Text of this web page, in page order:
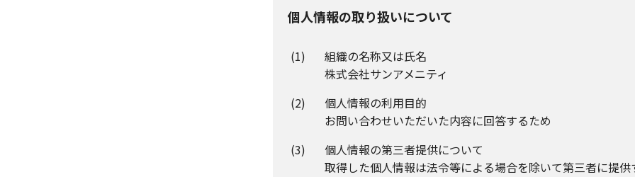
個人情報の取り扱いについて
組織の名称又は氏名
株式会社サンアメニティ
個人情報の利用目的
お問い合わせいただいた内容に回答するため
個人情報の第三者提供について
取得した個人情報は法令等による場合を除いて第三者に提